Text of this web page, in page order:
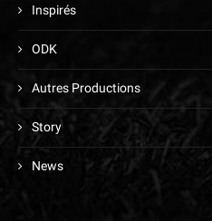
Inspirés
ODK
Autres Productions
Story
News